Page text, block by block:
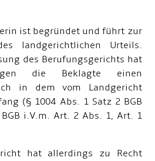
ist begründet und führt zur
landgerichtlichen Urteils.
des Berufungsgerichts hat
die Beklagte einen
in dem vom Landgericht
(§ 1004 Abs. 1 Satz 2 BGB
i.V.m. Art. 2 Abs. 1, Art. 1
hat allerdings zu Recht